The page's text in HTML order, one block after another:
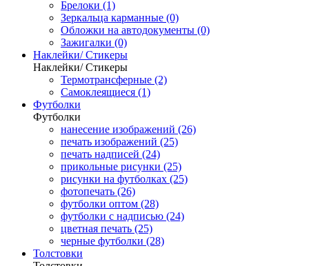
Брелоки (1)
Зеркальца карманные (0)
Обложки на автодокументы (0)
Зажигалки (0)
Наклейки/ Стикеры
Наклейки/ Стикеры
Термотрансферные (2)
Самоклеящиеся (1)
Футболки
Футболки
нанесение изображений (26)
печать изображений (25)
печать надписей (24)
прикольные рисунки (25)
рисунки на футболках (25)
фотопечать (26)
футболки оптом (28)
футболки с надписью (24)
цветная печать (25)
черные футболки (28)
Толстовки